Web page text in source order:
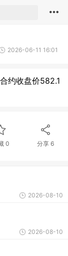
2026-06-11 16:01
约收盘价582.1
0 分享6
2026-08-10
2026-08-10